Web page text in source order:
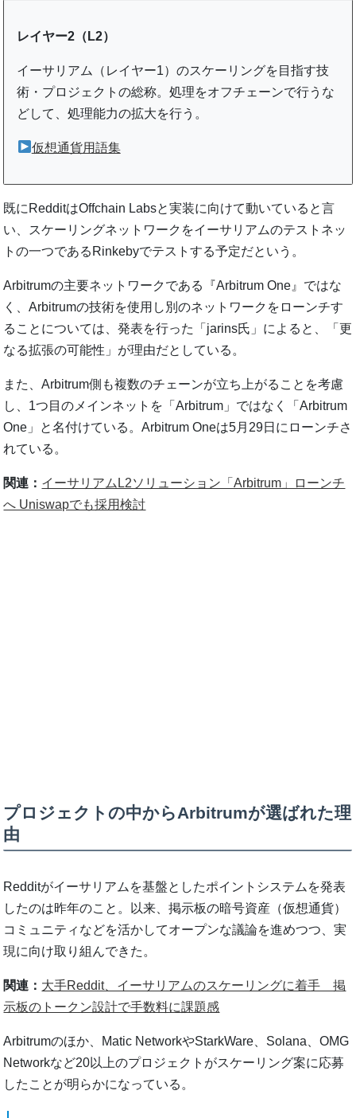
レイヤー2（L2）
イーサリアム（レイヤー1）のスケーリングを目指す技
術・プロジェクトの総称。処理をオフチェーンで行うな
どして、処理能力の拡大を行う。
仮想通貨用語集
既にRedditはOffchain Labsと実装に向けて動いていると言
い、スケーリングネットワークをイーサリアムのテストネッ
トの一つであるRinkebyでテストする予定だという。
Arbitrumの主要ネットワークである『Arbitrum One』ではな
く、Arbitrumの技術を使用し別のネットワークをローンチす
ることについては、発表を行った「jarins氏」によると、「更
なる拡張の可能性」が理由だとしている。
また、Arbitrum側も複数のチェーンが立ち上がることを考慮
し、1つ目のメインネットを「Arbitrum」ではなく「Arbitrum
One」と名付けている。Arbitrum Oneは5月29日にローンチさ
れている。
関連： イーサリアムL2ソリューション「Arbitrum」ローンチ
へ Uniswapでも採用検討
プロジェクトの中からArbitrumが選ばれた理
由
Redditがイーサリアムを基盤としたポイントシステムを発表
したのは昨年のこと。以来、掲示板の暗号資産（仮想通貨）
コミュニティなどを活かしてオープンな議論を進めつつ、実
現に向け取り組んできた。
関連： 大手Reddit、イーサリアムのスケーリングに着手 掲
示板のトークン設計で手数料に課題感
Arbitrumのほか、Matic NetworkやStarkWare、Solana、OMG
Networkなど20以上のプロジェクトがスケーリング案に応募
したことが明らかになっている。